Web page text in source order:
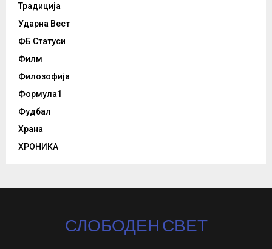
Традиција
Ударна Вест
ФБ Статуси
Филм
Филозофија
Формула1
Фудбал
Храна
ХРОНИКА
СЛОБОДЕН СВЕТ